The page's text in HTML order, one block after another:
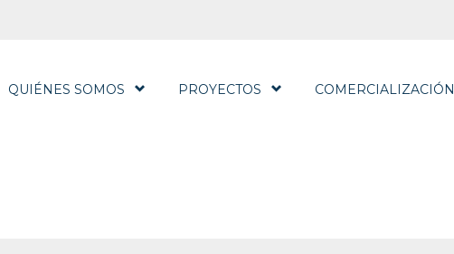
QUIÉNES SOMOS PROYECTOS COMERCIALIZACIÓN